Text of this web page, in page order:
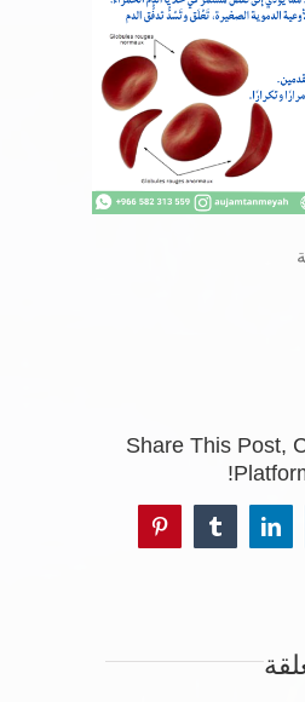
Share This Post,
LinkedIn
Tumblr
Pinterest